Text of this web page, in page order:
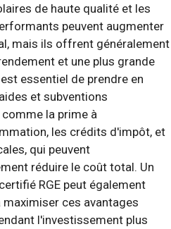
de haute qualité et les
peuvent augmenter
mais ils offrent généralement
et une plus grande
essentiel de prendre en
et subventions
la prime à
les crédits d'impôt, et
qui peuvent
réduire le coût total. Un
RGE peut également
maximiser ces avantages
l'investissement plus